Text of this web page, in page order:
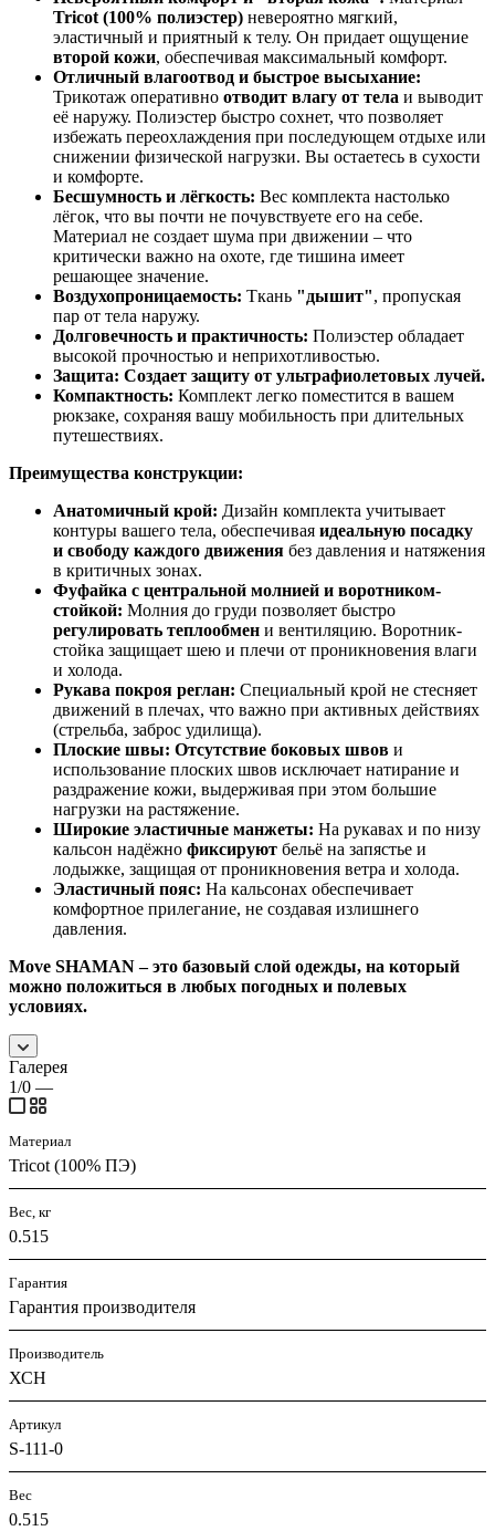
Tricot (100% полиэстер) невероятно мягкий,
эластичный и приятный к телу. Он придает ощущение
второй кожи, обеспечивая максимальный комфорт.
Отличный влагоотвод и быстрое высыхание:
Трикотаж оперативно отводит влагу от тела и выводит
её наружу. Полиэстер быстро сохнет, что позволяет
избежать переохлаждения при последующем отдыхе или
снижении физической нагрузки. Вы остаетесь в сухости
и комфорте.
Бесшумность и лёгкость: Вес комплекта настолько
лёгок, что вы почти не почувствуете его на себе.
Материал не создает шума при движении – что
критически важно на охоте, где тишина имеет
решающее значение.
Воздухопроницаемость: Ткань "дышит", пропуская
пар от тела наружу.
Долговечность и практичность: Полиэстер обладает
высокой прочностью и неприхотливостью.
Защита: Создает защиту от ультрафиолетовых лучей.
Компактность: Комплект легко поместится в вашем
рюкзаке, сохраняя вашу мобильность при длительных
путешествиях.
Преимущества конструкции:
Анатомичный крой: Дизайн комплекта учитывает
контуры вашего тела, обеспечивая идеальную посадку
и свободу каждого движения без давления и натяжения
в критичных зонах.
Фуфайка с центральной молнией и воротником-
стойкой: Молния до груди позволяет быстро
регулировать теплообмен и вентиляцию. Воротник-
стойка защищает шею и плечи от проникновения влаги
и холода.
Рукава покроя реглан: Специальный крой не стесняет
движений в плечах, что важно при активных действиях
(стрельба, заброс удилища).
Плоские швы: Отсутствие боковых швов и
использование плоских швов исключает натирание и
раздражение кожи, выдерживая при этом большие
нагрузки на растяжение.
Широкие эластичные манжеты: На рукавах и по низу
кальсон надёжно фиксируют бельё на запястье и
лодыжке, защищая от проникновения ветра и холода.
Эластичный пояс: На кальсонах обеспечивает
комфортное прилегание, не создавая излишнего
давления.
Move SHAMAN – это базовый слой одежды, на который
можно положиться в любых погодных и полевых
условиях.
Галерея
1/0 —
Материал
Tricot (100% ПЭ)
Вес, кг
0.515
Гарантия
Гарантия производителя
Производитель
ХСН
Артикул
S-111-0
Вес
0.515